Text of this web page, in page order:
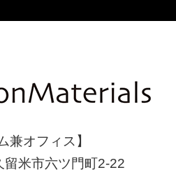
兼オフィス】
米市六ツ門町2-22